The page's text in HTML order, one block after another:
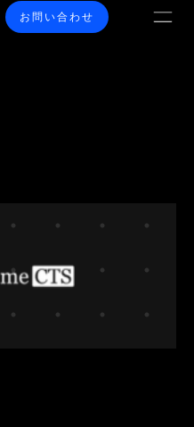
お問い合わせ